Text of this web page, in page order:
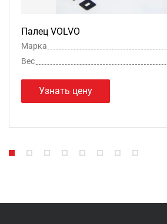
Палец VOLVO
Марка
Вес
Узнать цену